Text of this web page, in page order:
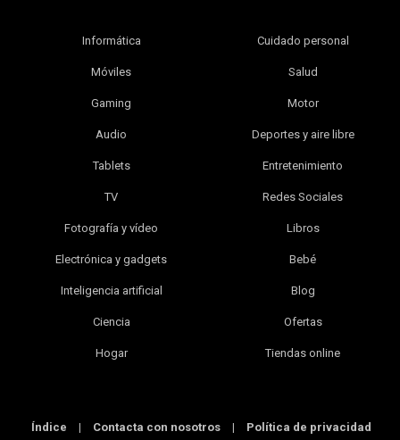
Informática
Móviles
Gaming
Audio
Tablets
TV
Fotografía y vídeo
Electrónica y gadgets
Inteligencia artificial
Ciencia
Hogar
Cuidado personal
Salud
Motor
Deportes y aire libre
Entretenimiento
Redes Sociales
Libros
Bebé
Blog
Ofertas
Tiendas online
Índice | Contacta con nosotros | Política de privacidad